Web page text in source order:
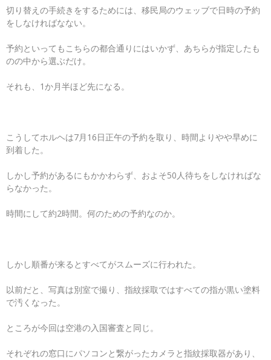
切り替えの手続きをするためには、移民局のウェッブで日時の予約
をしなければなない。
予約といってもこちらの都合通りにはいかず、あちらが指定したも
のの中から選ぶだけ。
それも、1か月半ほど先になる。
こうしてホルヘは7月16日正午の予約を取り、時間よりやや早めに
到着した。
しかし予約があるにもかかわらず、およそ50人待ちをしなければな
らなかった。
時間にして約2時間。何のための予約なのか。
しかし順番が来るとすべてがスムーズに行われた。
以前だと、写真は別室で撮り、指紋採取ではすべての指が黒い塗料
で汚くなった。
ところが今回は空港の入国審査と同じ。
それぞれの窓口にパソコンと繋がったカメラと指紋採取器があり、